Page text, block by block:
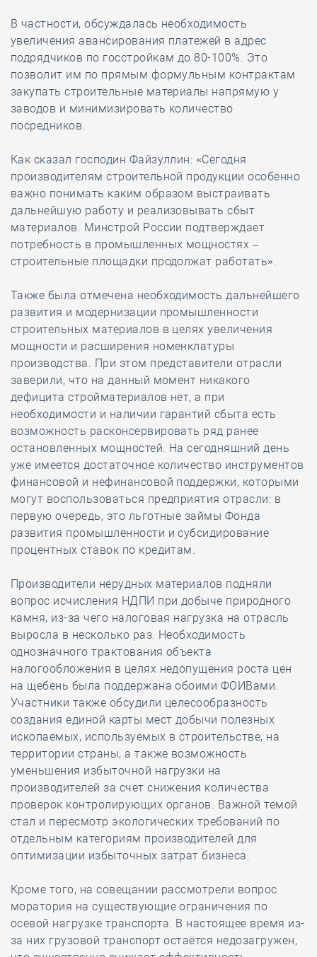
В частности, обсуждалась необходимость
увеличения авансирования платежей в адрес
подрядчиков по госстройкам до 80-100%. Это
позволит им по прямым формульным контрактам
закупать строительные материалы напрямую у
заводов и минимизировать количество
посредников.
Как сказал господин Файзуллин: «Сегодня
производителям строительной продукции особенно
важно понимать каким образом выстраивать
дальнейшую работу и реализовывать сбыт
материалов. Минстрой России подтверждает
потребность в промышленных мощностях –
строительные площадки продолжат работать».
Также была отмечена необходимость дальнейшего
развития и модернизации промышленности
строительных материалов в целях увеличения
мощности и расширения номенклатуры
производства. При этом представители отрасли
заверили, что на данный момент никакого
дефицита стройматериалов нет, а при
необходимости и наличии гарантий сбыта есть
возможность расконсервировать ряд ранее
остановленных мощностей. На сегодняшний день
уже имеется достаточное количество инструментов
финансовой и нефинансовой поддержки, которыми
могут воспользоваться предприятия отрасли: в
первую очередь, это льготные займы Фонда
развития промышленности и субсидирование
процентных ставок по кредитам.
Производители нерудных материалов подняли
вопрос исчисления НДПИ при добыче природного
камня, из-за чего налоговая нагрузка на отрасль
выросла в несколько раз. Необходимость
однозначного трактования объекта
налогообложения в целях недопущения роста цен
на щебень была поддержана обоими ФОИВами.
Участники также обсудили целесообразность
создания единой карты мест добычи полезных
ископаемых, используемых в строительстве, на
территории страны, а также возможность
уменьшения избыточной нагрузки на
производителей за счет снижения количества
проверок контролирующих органов. Важной темой
стал и пересмотр экологических требований по
отдельным категориям производителей для
оптимизации избыточных затрат бизнеса.
Кроме того, на совещании рассмотрели вопрос
моратория на существующие ограничения по
осевой нагрузке транспорта. В настоящее время из-
за них грузовой транспорт остаётся недозагружен,